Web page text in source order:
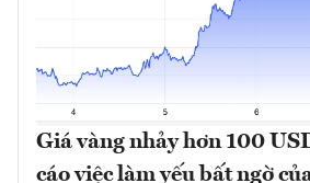
Giá vàng nhảy hơn 100
cáo việc làm yếu bất ngờ